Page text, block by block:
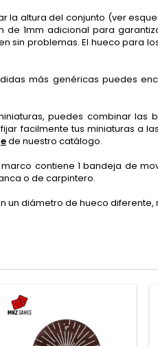
altura del conjunto (ver
1mm adicional para
sin problemas. El hueco para
más genéricas puedes
puedes combinar las
facilmente tus miniaturas a
de nuestro catálogo.
contiene 1 bandeja de
o de carpintero.
diámetro de hueco diferente,